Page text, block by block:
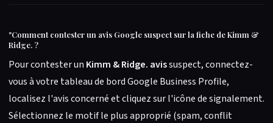
"Comment contester un avis Google suspect sur la fiche de Kimm &
Ridge. ?
Pour contester un Kimm & Ridge. avissuspect, connectez-
vous à votre tableau de bord Google Business Profile,
localisez l'avis concerné et cliquez sur l'icône de signalement.
Sélectionnez le motif le plus approprié (spam, conflit